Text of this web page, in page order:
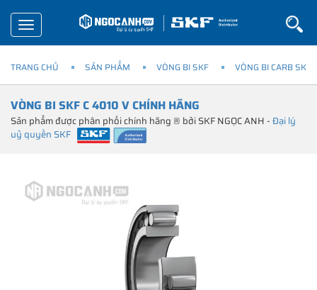
Toggle
navigation
TRANG CHỦ SẢN PHẨM VÒNG BI SKF VÒNG BI CARB SKF
VÒNG BI SKF C 4010 V CHÍNH HÃNG
Sản phẩm được phân phối chính hãng ® bởi SKF NGỌC ANH -Đại lý
uỷ quyền SKF